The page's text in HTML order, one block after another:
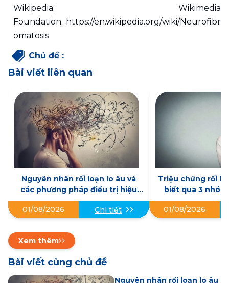
Wikipedia; Wikimedia
Foundation. https://en.wikipedia.org/wiki/Neurofibr
omatosis
Chủ đề :
Bài viết liên quan
Nguyên nhân rối loạn lo âu và
các phương pháp điều trị hiệu
quả
01/08/2026
Chi tiết
Triệu chứng rối
biết qua 3
cách phân
01/08/2026
Xem thêm
Bài viết cùng chủ đề
Nguyên nhân rối loạn lo âu